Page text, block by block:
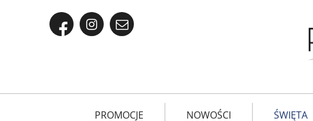
PROMOCJE NOWOŚCI ŚWIĘTA